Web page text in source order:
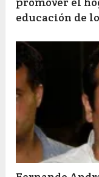
educación de